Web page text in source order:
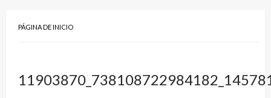
PÁGINA DE INICIO